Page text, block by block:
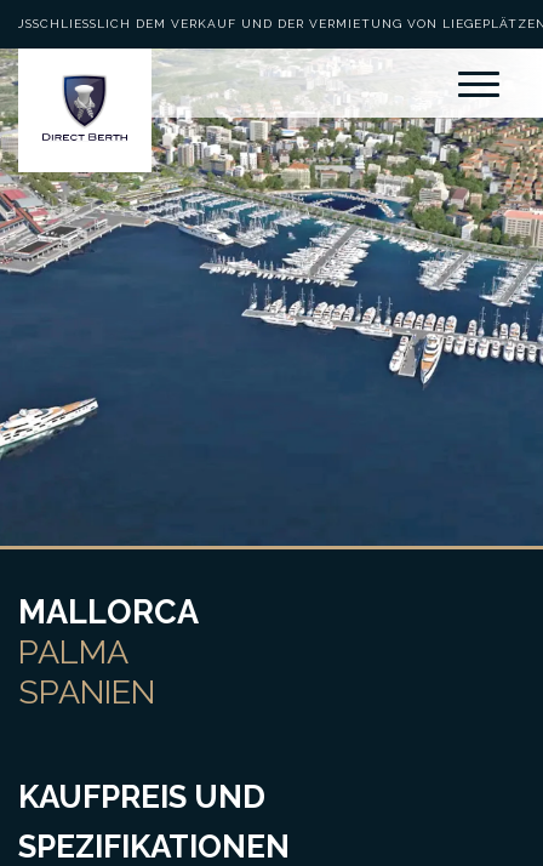
AUSSCHLIESSLICH DEM VERKAUF UND DER VERMIETUNG VON LIEGEPLÄTZEN
EWIDMET
MALLORCA
PALMA
SPANIEN
KAUFPREIS UND
SPEZIFIKATIONEN